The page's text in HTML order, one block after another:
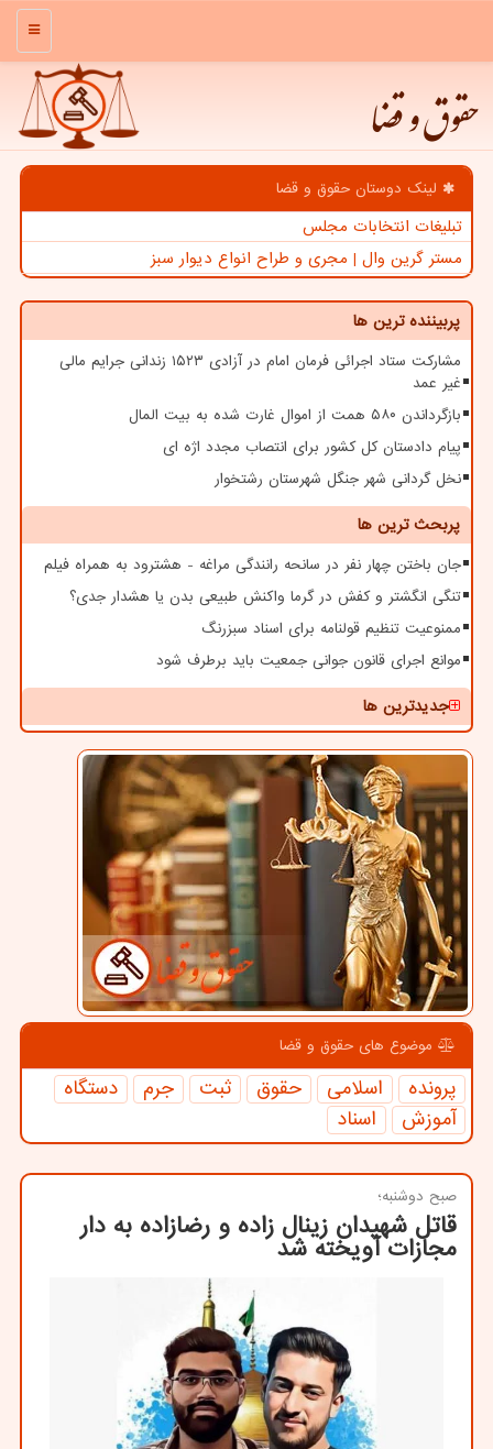
منو
حقوق و قضا
لینک دوستان حقوق و قضا
تبلیغات انتخابات مجلس
مستر گرین وال | مجری و طراح انواع دیوار سبز
پربیننده ترین ها
مشارکت ستاد اجرائی فرمان امام در آزادی ۱۵۲۳ زندانی جرایم مالی
غیر عمد
بازگرداندن ۵۸۰ همت از اموال غارت شده به بیت المال
پیام دادستان کل کشور برای انتصاب مجدد اژه ای
نخل گردانی شهر جنگل شهرستان رشتخوار
پربحث ترین ها
جان باختن چهار نفر در سانحه رانندگی مراغه - هشترود به همراه فیلم
تنگی انگشتر و کفش در گرما واکنش طبیعی بدن یا هشدار جدی؟
ممنوعیت تنظیم قولنامه برای اسناد سبزرنگ
موانع اجرای قانون جوانی جمعیت باید برطرف شود
جدیدترین ها
موضوع های حقوق و قضا
پرونده اسلامی حقوق ثبت جرم
دستگاه
آموزش
اسناد
صبح دوشنبه؛
قاتل شهیدان زینال زاده و رضازاده به دار
مجازات آویخته شد